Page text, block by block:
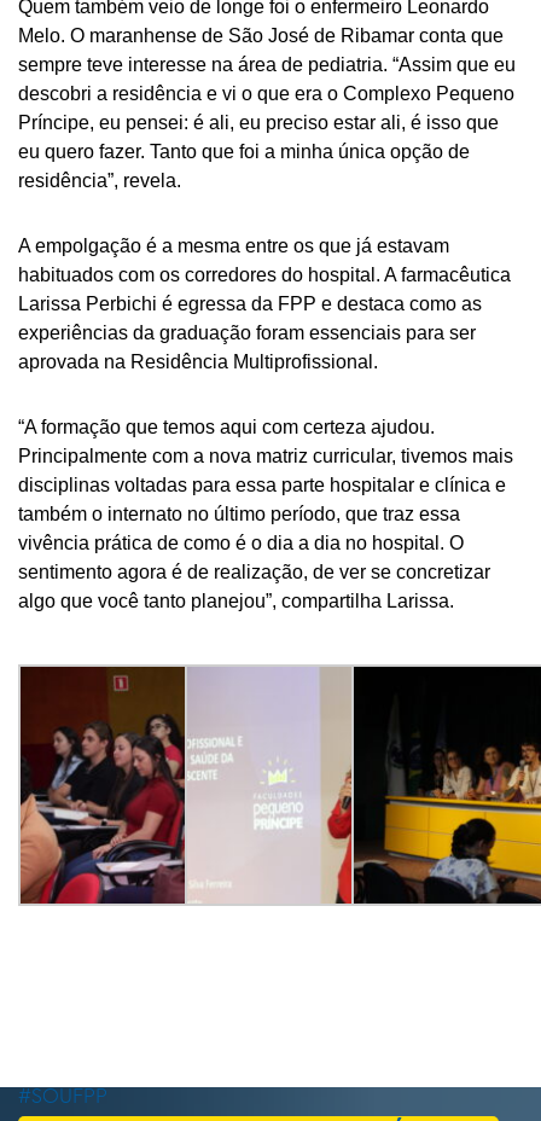
Quem também veio de longe foi o enfermeiro Leonardo
Melo. O maranhense de São José de Ribamar conta que
sempre teve interesse na área de pediatria. “Assim que eu
descobri a residência e vi o que era o Complexo Pequeno
Príncipe, eu pensei: é ali, eu preciso estar ali, é isso que
eu quero fazer. Tanto que foi a minha única opção de
residência”, revela.
A empolgação é a mesma entre os que já estavam
habituados com os corredores do hospital. A farmacêutica
Larissa Perbichi é egressa da FPP e destaca como as
experiências da graduação foram essenciais para ser
aprovada na Residência Multiprofissional.
“A formação que temos aqui com certeza ajudou.
Principalmente com a nova matriz curricular, tivemos mais
disciplinas voltadas para essa parte hospitalar e clínica e
também o internato no último período, que traz essa
vivência prática de como é o dia a dia no hospital. O
sentimento agora é de realização, de ver se concretizar
algo que você tanto planejou”, compartilha Larissa.
#SOUFPP